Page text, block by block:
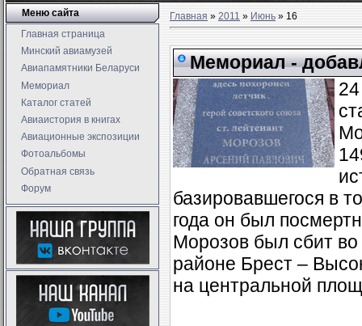
Меню сайта
Главная страница
Минский авиамузей
Авиапамятники Беларуси
Мемориал
Каталог статей
Авиаистория в книгах
Авиационные экспозиции
Фотоальбомы
Обратная связь
Форум
Главная»2011 » Июнь » 16
Мемориал -
базировавшегося в
года он был
Морозов был сбит во
районе Брест –
на центральной